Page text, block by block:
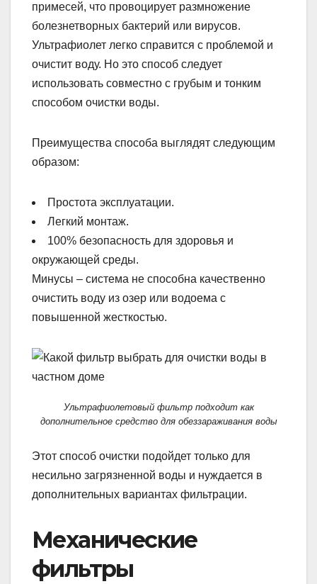
примесей, что провоцирует размножение
болезнетворных бактерий или вирусов.
Ультрафиолет легко справится с проблемой и
очистит воду. Но это способ следует
использовать совместно с грубым и тонким
способом очистки воды.
Преимущества способа выглядят следующим
образом:
Простота эксплуатации.
Легкий монтаж.
100% безопасность для здоровья и
окружающей среды.
Минусы – система не способна качественно
очистить воду из озер или водоема с
повышенной жесткостью.
Ультрафиолетовый фильтр подходит как
дополнительное средство для обеззараживания воды
Этот способ очистки подойдет только для
несильно загрязненной воды и нуждается в
дополнительных вариантах фильтрации.
Механические
фильтры